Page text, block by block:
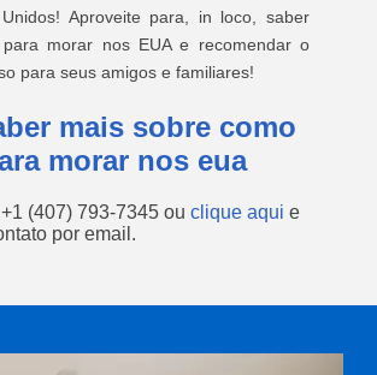
Aproveite para, in loco, saber
morar nos EUA e recomendar o
para seus amigos e familiares!
mais sobre como
morar nos eua
+1 (407) 793-7345 ou clique aqui e
por email.